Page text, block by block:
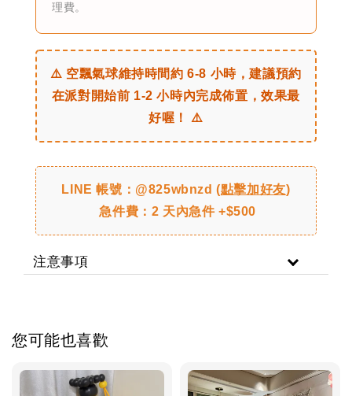
理費。
⚠️ 空飄氣球維持時間約 6-8 小時，建議預約
在派對開始前 1-2 小時內完成佈置，效果最
好喔！ ⚠️
LINE 帳號：@825wbnzd (點擊加好友)
急件費：2 天內急件 +$500
注意事項
您可能也喜歡